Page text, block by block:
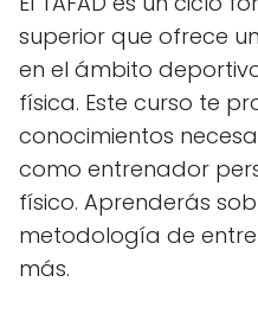
superior que ofrece
en el ámbito
física. Este curso te
conocimientos
como entrenador
físico. Aprenderás
metodología de
más.